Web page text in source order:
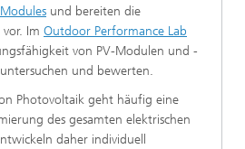
und bereiten die
Im Outdoor Performance Lab
von PV-Modulen und -
und bewerten.
Photovoltaik geht häufig eine
des gesamten elektrischen
daher individuell